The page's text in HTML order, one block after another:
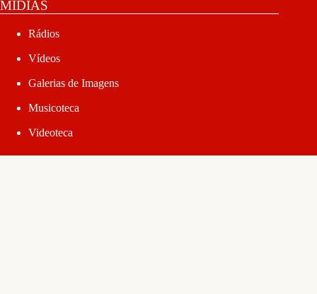
MÍDIAS
Rádios
Vídeos
Galerias de Imagens
Musicoteca
Videoteca